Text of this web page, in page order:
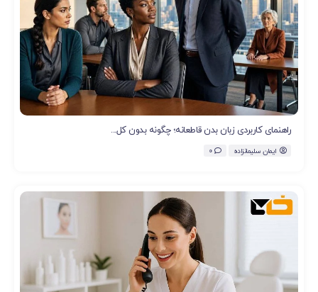
راهنمای کاربردی زبان بدن قاطعانه؛ چگونه بدون کل...
ایمان سلیمانزاده 0